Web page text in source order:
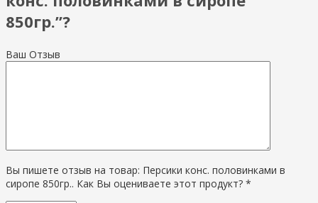
850гр.”?
Ваш Отзыв
Вы пишете отзыв на товар: Персики конс. половинками в
сиропе 850гр.. Как Вы оцениваете этот продукт? *